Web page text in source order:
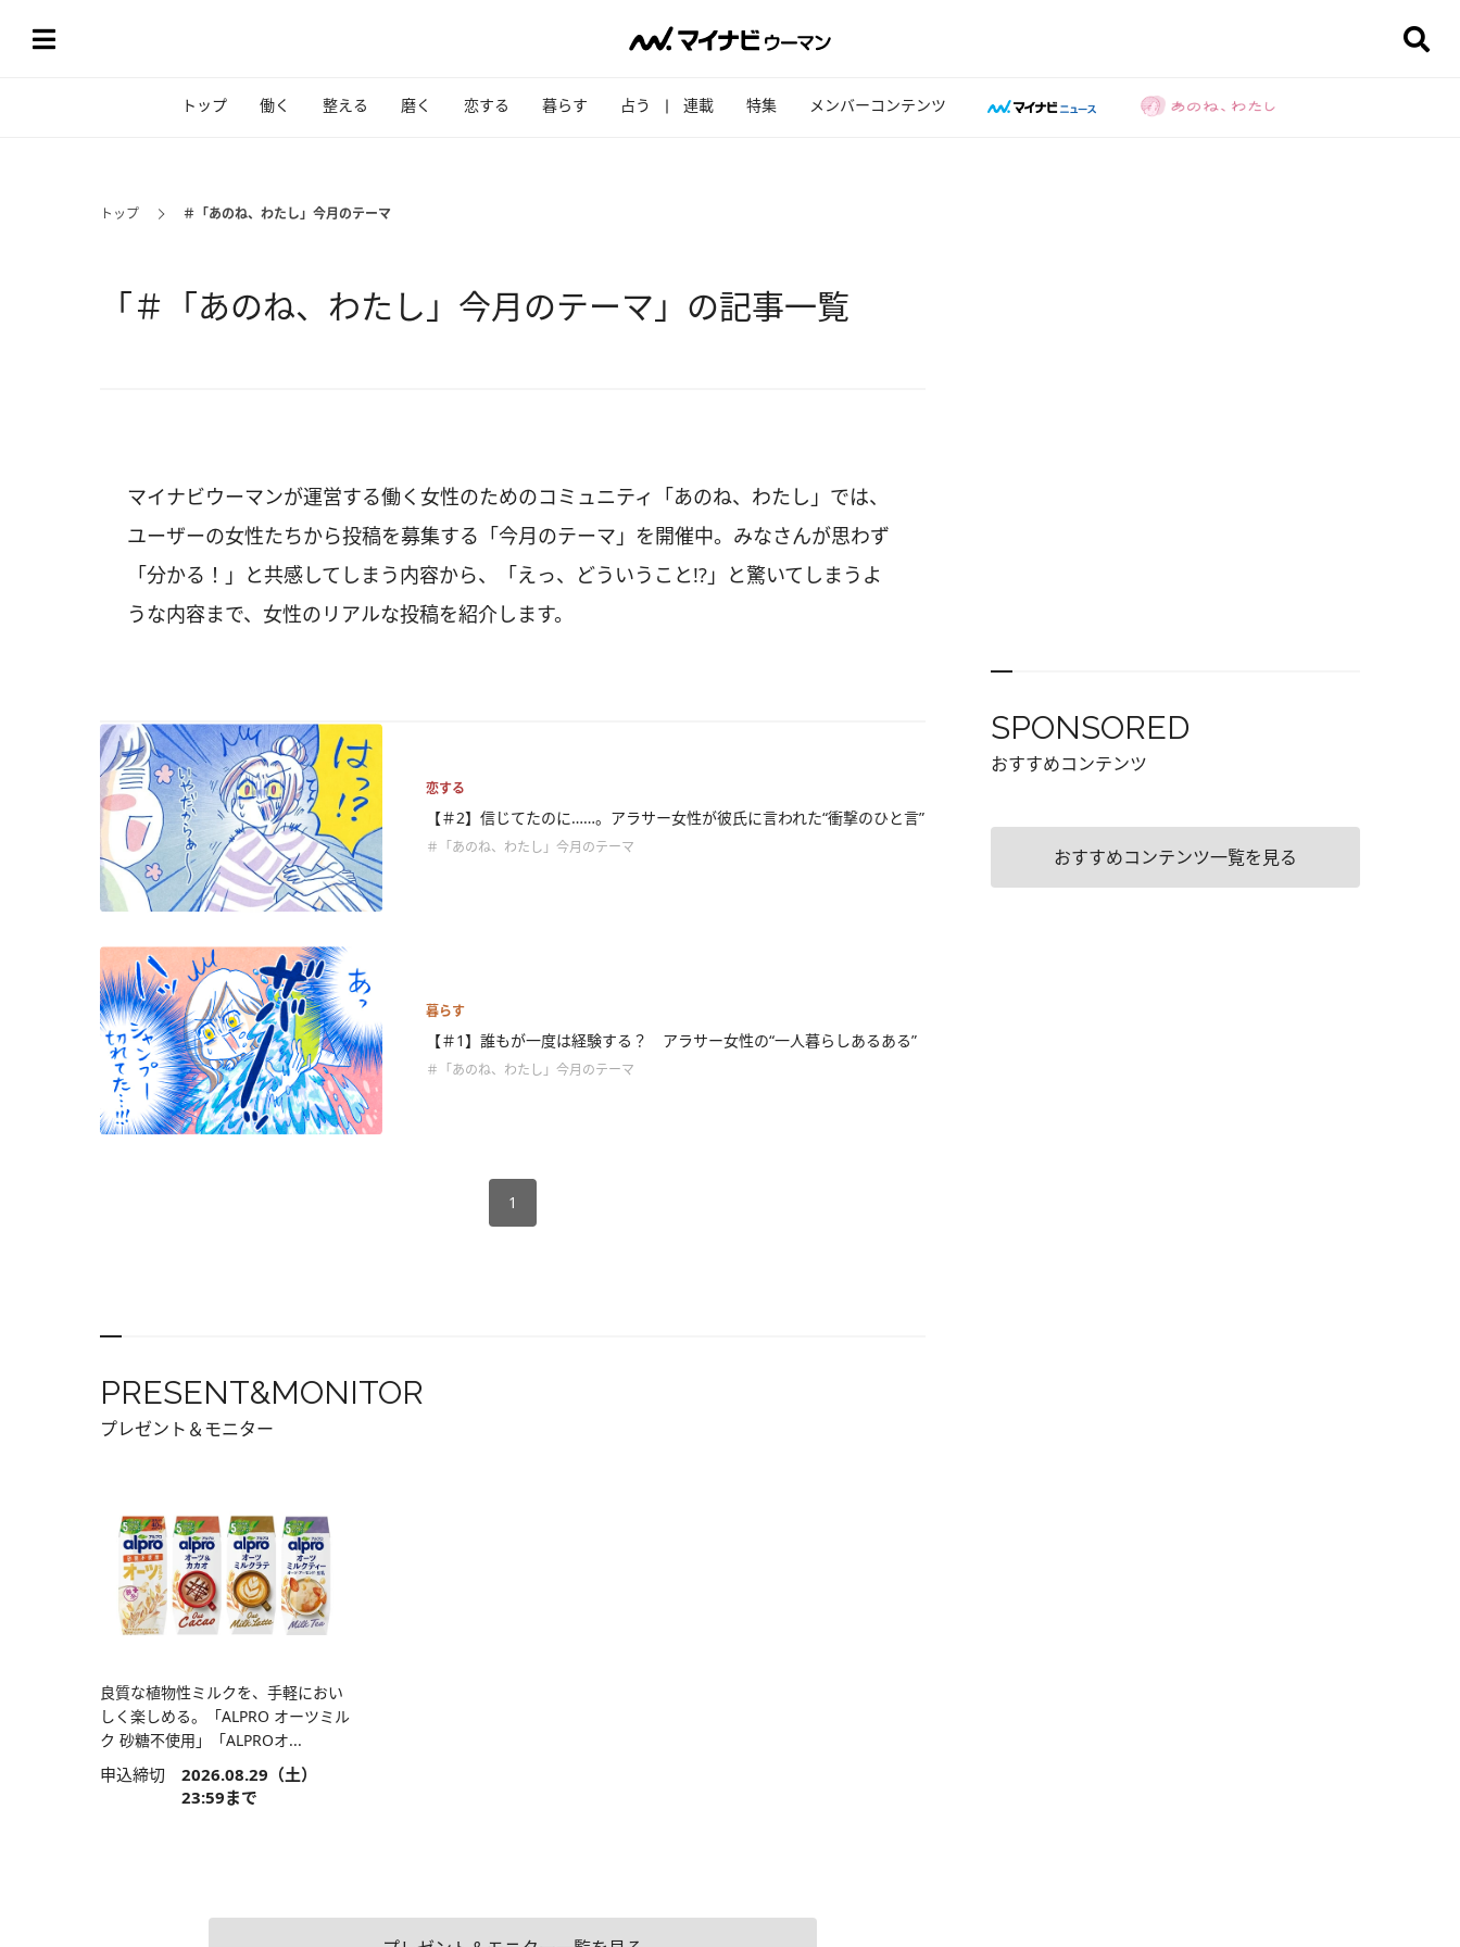
トップ 働く 整える 磨く 恋する 暮らす 占う 連載 特集 メンバーコンテンツ
トップ ＃「あのね、わたし」今月のテーマ
「＃「あのね、わたし」今月のテーマ」の記事一覧
マイナビウーマンが運営する働く女性のためのコミュニティ「あのね、わたし」では、
ユーザーの女性たちから投稿を募集する「今月のテーマ」を開催中。みなさんが思わず
「分かる！」と共感してしまう内容から、「えっ、どういうこと!?」と驚いてしまうよ
うな内容まで、女性のリアルな投稿を紹介します。
恋する
【＃2】信じてたのに……。アラサー女性が彼氏に言われた“衝撃のひと言”
＃「あのね、わたし」今月のテーマ
暮らす
【＃1】誰もが一度は経験する？ アラサー女性の“一人暮らしあるある”
＃「あのね、わたし」今月のテーマ
1
PRESENT&MONITOR
プレゼント＆モニター
良質な植物性ミルクを、手軽におい
しく楽しめる。「ALPRO オーツミル
ク 砂糖不使用」「ALPROオ...
申込締切 2026.08.29（土）
23:59まで
SPONSORED
おすすめコンテンツ
おすすめコンテンツ一覧を見る